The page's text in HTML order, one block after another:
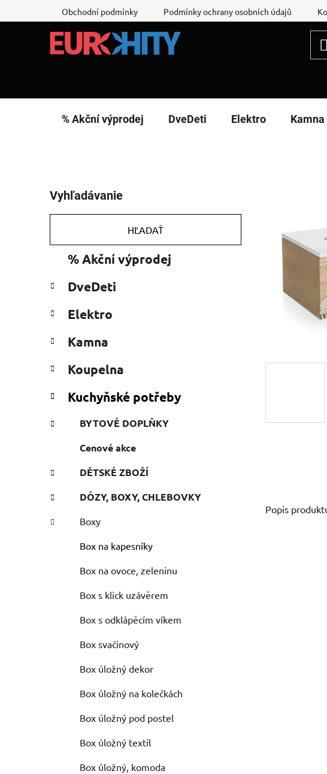
na
Obchodní podmínky Podmínky ochrany osobních údajů
% Akční výprodej DveDeti Elektro Kamna
o
č
ý
n
e
Vyhľadávanie
HĽADAŤ
kategórie
e
ó
i
% Akční výprodej
DveDeti
Elektro
Kamna
Koupelna
Kuchyňské potřeby
BYTOVÉ DOPLŇKY
Cenové akce
DĚTSKÉ ZBOŽÍ
DÓZY, BOXY, CHLEBOVKY
Boxy
Box na kapesníky
Box na ovoce, zeleninu
Box s klick uzávěrem
Box s odklápěcím víkem
Box svačinový
Box úložný dekor
Box úložný na kolečkách
Box úložný pod postel
Box úložný textil
Box úložný, komoda
Popis